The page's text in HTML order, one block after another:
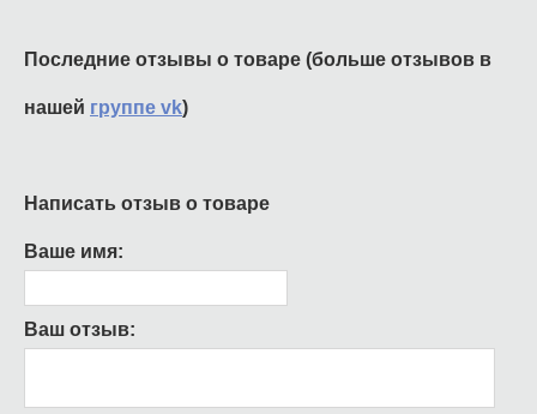
Последние отзывы о товаре (больше отзывов в
нашей группе vk)
Написать отзыв о товаре
Ваше имя:
Ваш отзыв: